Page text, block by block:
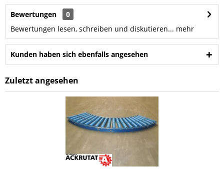
Bewertungen
0
Bewertungen lesen, schreiben und diskutieren... mehr
Kunden haben sich ebenfalls angesehen
Zuletzt angesehen